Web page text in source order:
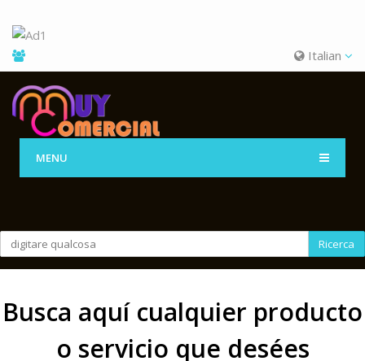
Italian
MENU
Ricerca
Busca aquí cualquier producto
o servicio que desées